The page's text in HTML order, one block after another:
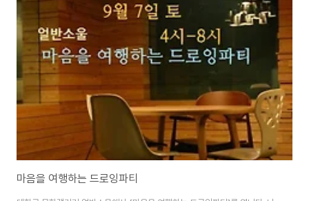
은 마치 컴퓨터로 그린 것 같이 비뚤어지거나 튀어나와서 헝크러진 선이 별로
없습니다. 그러한 가운데에서 똑떨어지는 하나의 생각을 주워담게 만듭니다.
이번 전시는 그의 드로잉레시피, 드로잉쿠킹에서 나아가 음식을 생활로 대하는
주부들의 이야기로 확장되었습니다. 주부는 여..
마음을 여행하는 드로잉파티